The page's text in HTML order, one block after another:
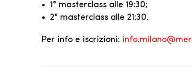
1° masterclass alle 19:30;
2° masterclass alle 21:30.
Per info e iscrizioni: